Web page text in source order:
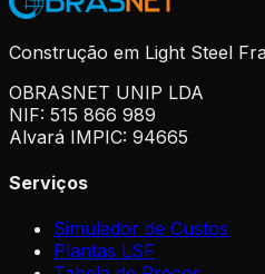
Construção em Light Steel
OBRASNET UNIP LDA
NIF: 515 866 989
Alvará IMPIC: 94665
Serviços
Simulador de Custos
Plantas LSF